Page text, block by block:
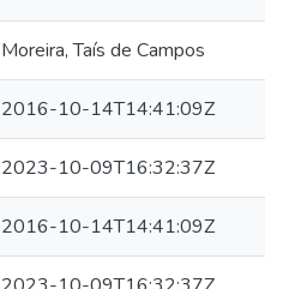
Moreira, Taís de Campos
2016-10-14T14:41:09Z
2023-10-09T16:32:37Z
2016-10-14T14:41:09Z